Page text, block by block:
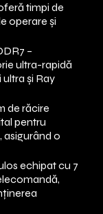
timpi de
operare și
–
ultra-rapidă
și Ray
de răcire
pentru
asigurând o
echipat cu 7